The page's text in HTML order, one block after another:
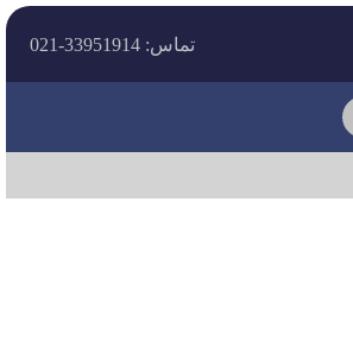
تماس: 33951914-021